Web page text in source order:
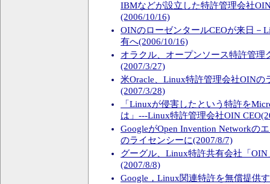
IBMなどが設立した特許管理会社
(2006/10/16)
OINのローゼンタールCEOが来日－
有へ(2006/10/16)
オラクル、オープンソース特許管理
(2007/3/27)
米Oracle、Linux特許管理会社OINの
(2007/3/28)
「Linuxが侵害したという特許を
は」---Linux特許管理会社OIN
GoogleがOpen Invention Networkの
のライセンシーに(2007/8/7)
グーグル、Linux特許共有会社「
(2007/8/8)
Google，Linux関連特許を無償提供